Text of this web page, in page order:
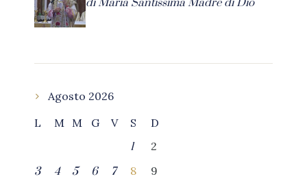
Agosto 2026
L
M M G V S
D
1
2
3
4 5 6 7 8
9